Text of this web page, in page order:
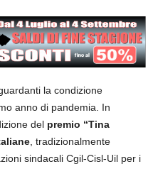
la condizione
anno di pandemia. In
del premio “Tina
, tradizionalmente
sindacali Cgil-Cisl-Uil per i